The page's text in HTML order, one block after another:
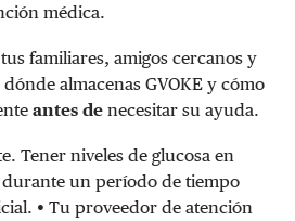
médica.
familiares, amigos cercanos y
almacenas GVOKE y cómo
antes de necesitar su ayuda.
Tener niveles de glucosa en
durante un período de tiempo
• Tu proveedor de atención